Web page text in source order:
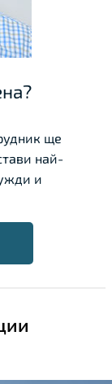
ще
най-
и